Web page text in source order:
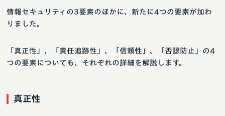
情報セキュリティの3要素のほかに、新たに4つの要素が加わ
りました。
「真正性」、「責任追跡性」、「信頼性」、「否認防止」の4
つの要素についても、それぞれの詳細を解説します。
真正性